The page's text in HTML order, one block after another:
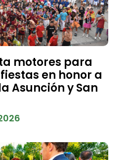
motores para
en honor a
Asunción y San